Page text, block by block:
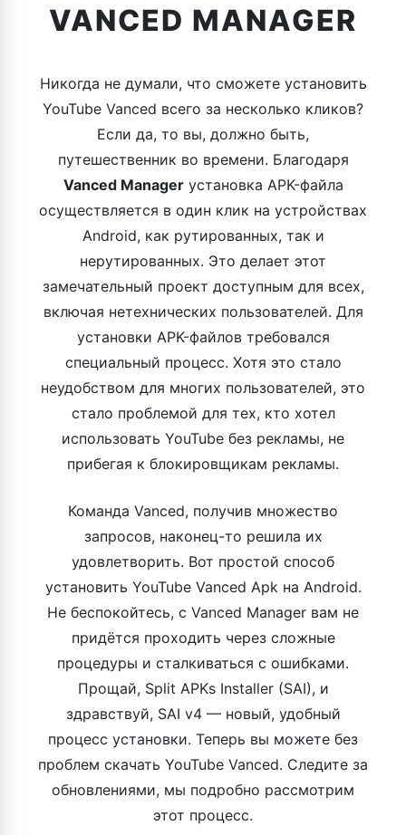
VANCED MANAGER
Никогда не думали, что сможете установить
YouTube Vanced всего за несколько кликов?
Если да, то вы, должно быть,
путешественник во времени. Благодаря
Vanced Managerустановка APK-файла
осуществляется в один клик на устройствах
Android, как рутированных, так и
нерутированных. Это делает этот
замечательный проект доступным для всех,
включая нетехнических пользователей. Для
установки APK-файлов требовался
специальный процесс. Хотя это стало
неудобством для многих пользователей, это
стало проблемой для тех, кто хотел
использовать YouTube без рекламы, не
прибегая к блокировщикам рекламы.
Команда Vanced, получив множество
запросов, наконец-то решила их
удовлетворить. Вот простой способ
установить YouTube Vanced Apk на Android.
Не беспокойтесь, с Vanced Manager вам не
придётся проходить через сложные
процедуры и сталкиваться с ошибками.
Прощай, Split APKs Installer (SAI), и
здравствуй, SAI v4 — новый, удобный
процесс установки. Теперь вы можете без
проблем скачать YouTube Vanced. Следите за
обновлениями, мы подробно рассмотрим
этот процесс.